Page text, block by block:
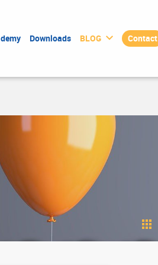
Downloads BLOG Contact